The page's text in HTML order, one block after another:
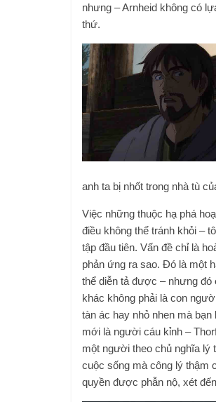
nhưng – Arnheid không có
thứ.
anh ta bị nhốt trong nhà tù
Việc những thuộc hạ phá
điều không thể tránh khỏi –
tập đầu tiên. Vấn đề chỉ là
phản ứng ra sao. Đó là một
thể diễn tả được – nhưng
khác không phải là con
tàn ác hay nhỏ nhen mà
mới là người cáu kỉnh –
một người theo chủ nghĩa lý
cuộc sống mà công lý thậm
quyền được phẫn nộ, xét